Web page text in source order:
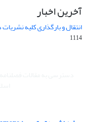
آخرین اخبار
انتقال و بارگذاری کلیه
1114